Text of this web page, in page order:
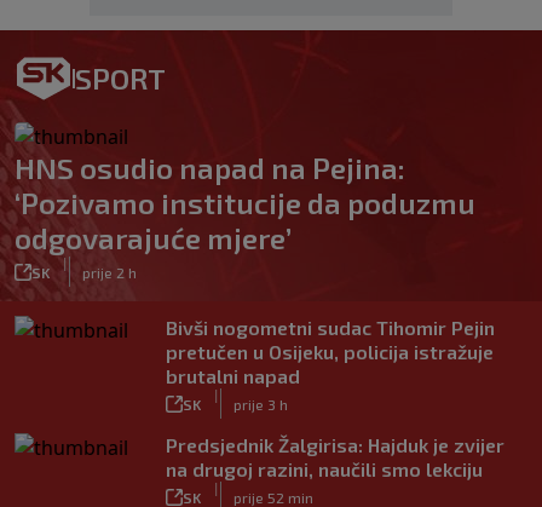
SPORT
HNS osudio napad na Pejina:
‘Pozivamo institucije da poduzmu
odgovarajuće mjere’
SK
|
prije 2 h
Bivši nogometni sudac Tihomir Pejin
pretučen u Osijeku, policija istražuje
brutalni napad
SK
|
prije 3 h
Predsjednik Žalgirisa: Hajduk je zvijer
na drugoj razini, naučili smo lekciju
SK
|
prije 52 min